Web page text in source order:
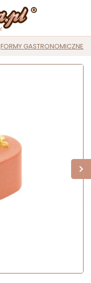
FORMY GASTRONOMICZNE